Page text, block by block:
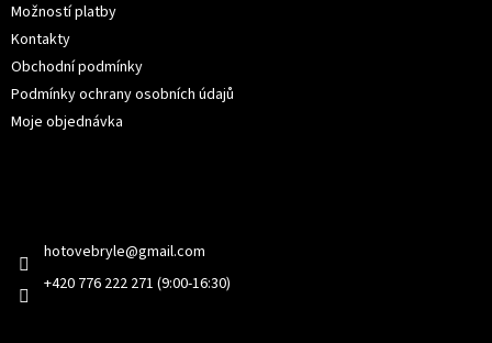
Možností platby
Kontakty
Obchodní podmínky
Podmínky ochrany osobních údajů
Moje objednávka
hotovebryle@gmail.com
+420 776 222 271 (9:00-16:30)